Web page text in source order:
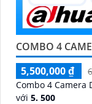
COMBO 4
5,500,000 ₫
Combo 4 Camera
với 5. 500